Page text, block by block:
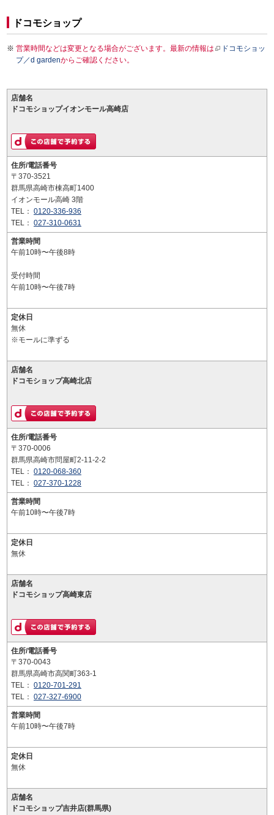
ドコモショップ
営業時間などは変更となる場合がございます。最新の情報は
ドコモショッ
プ／d gardenからご確認ください。
店舗名
ドコモショップイオンモール高崎店
住所/電話番号
〒370-3521
群馬県高崎市棟高町1400
イオンモール高崎 3階
TEL： 0120-336-936
TEL： 027-310-0631
営業時間
午前10時〜午後8時
受付時間
午前10時〜午後7時
定休日
無休
※モールに準ずる
店舗名
ドコモショップ高崎北店
住所/電話番号
〒370-0006
群馬県高崎市問屋町2-11-2-2
TEL： 0120-068-360
TEL： 027-370-1228
営業時間
午前10時〜午後7時
定休日
無休
店舗名
ドコモショップ高崎東店
住所/電話番号
〒370-0043
群馬県高崎市高関町363-1
TEL： 0120-701-291
TEL： 027-327-6900
営業時間
午前10時〜午後7時
定休日
無休
店舗名
ドコモショップ吉井店(群馬県)